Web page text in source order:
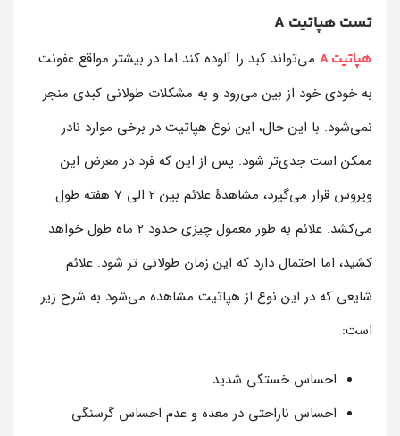
تست هپاتیت A
هپاتیت A
می‌تواند کبد را آلوده کند اما در بیشتر مواقع عفونت
به خودی خود از بین می‌رود و به مشکلات طولانی کبدی منجر
نمی‌شود. با این حال، این نوع هپاتیت در برخی موارد نادر
ممکن است جدی‌تر شود. پس از این که فرد در معرض این
ویروس قرار می‌گیرد، مشاهدۀ علائم بین 2 الی 7 هفته طول
می‌کشد. علائم به طور معمول چیزی حدود 2 ماه طول خواهد
کشید، اما احتمال دارد که این زمان طولانی تر شود. علائم
شایعی که در این نوع از هپاتیت مشاهده می‌شود به شرح زیر
است:
احساس خستگی شدید
احساس ناراحتی در معده و عدم احساس گرسنگی